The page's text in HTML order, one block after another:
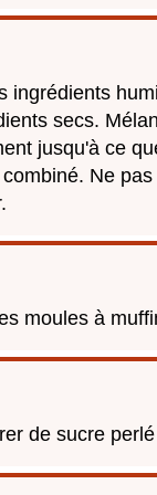
ingrédients
secs.
jusqu'à ce
Ne pas
moules à
de sucre